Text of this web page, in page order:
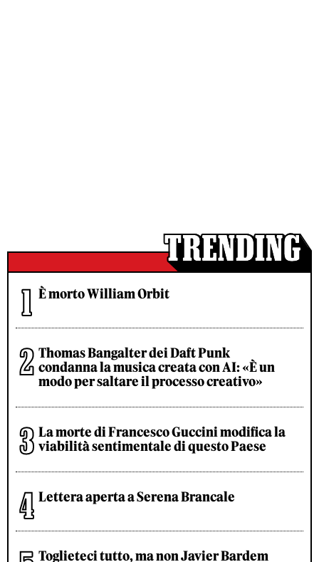
È morto William Orbit
Thomas Bangalter dei Daft Punk
condanna la musica creata con AI: «È un
modo per saltare il processo creativo»
La morte di Francesco Guccini modifica la
viabilità sentimentale di questo Paese
Lettera aperta a Serena Brancale
Toglieteci tutto, ma non Javier Bardem